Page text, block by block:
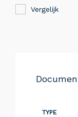
Vergelijk
TYPE